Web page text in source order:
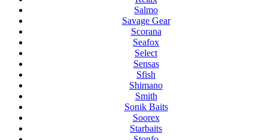
Salmo
Savage Gear
Scorana
Seafox
Select
Sensas
Sfish
Shimano
Smith
Sonik Baits
Soorex
Starbaits